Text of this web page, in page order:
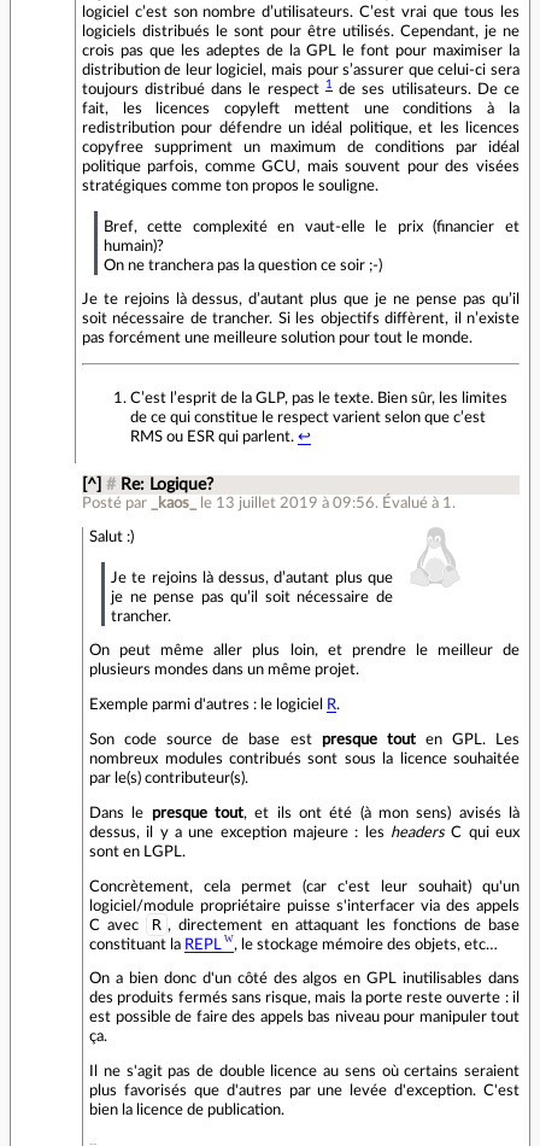
logiciel c’est son nombre d’utilisateurs. C’est vrai que tous les
logiciels distribués le sont pour être utilisés. Cependant, je ne
crois pas que les adeptes de la GPL le font pour maximiser la
distribution de leur logiciel, mais pour s’assurer que celui-ci sera
toujours distribué dans le respect 1 de ses utilisateurs. De ce
fait, les licences copyleft mettent une conditions à la
redistribution pour défendre un idéal politique, et les licences
copyfree suppriment un maximum de conditions par idéal
politique parfois, comme GCU, mais souvent pour des visées
stratégiques comme ton propos le souligne.
Bref, cette complexité en vaut-elle le prix (financier et
humain)?
On ne tranchera pas la question ce soir ;-)
Je te rejoins là dessus, d’autant plus que je ne pense pas qu’il
soit nécessaire de trancher. Si les objectifs diffèrent, il n’existe
pas forcément une meilleure solution pour tout le monde.
C’est l’esprit de la GLP, pas le texte. Bien sûr, les limites
de ce qui constitue le respect varient selon que c’est
RMS ou ESR qui parlent. ↩
[^] # Re: Logique?
Posté par _kaos_ le 13 juillet 2019 à 09:56. Évalué à 1 .
Salut :)
Je te rejoins là dessus, d’autant plus que
je ne pense pas qu’il soit nécessaire de
trancher.
On peut même aller plus loin, et prendre le meilleur de
plusieurs mondes dans un même projet.
Exemple parmi d'autres : le logiciel R.
Son code source de base est presque touten GPL. Les
nombreux modules contribués sont sous la licence souhaitée
par le(s) contributeur(s).
Dans le presque tout, et ils ont été (à mon sens) avisés là
dessus, il y a une exception majeure : les headersC qui eux
sont en LGPL.
Concrètement, cela permet (car c'est leur souhait) qu'un
logiciel/module propriétaire puisse s'interfacer via des appels
C avec
R , directement en attaquant les fonctions de base
constituant la REPL , le stockage mémoire des objets, etc…
On a bien donc d'un côté des algos en GPL inutilisables dans
des produits fermés sans risque, mais la porte reste ouverte : il
est possible de faire des appels bas niveau pour manipuler tout
ça.
Il ne s'agit pas de double licence au sens où certains seraient
plus favorisés que d'autres par une levée d'exception. C'est
bien la licence de publication.